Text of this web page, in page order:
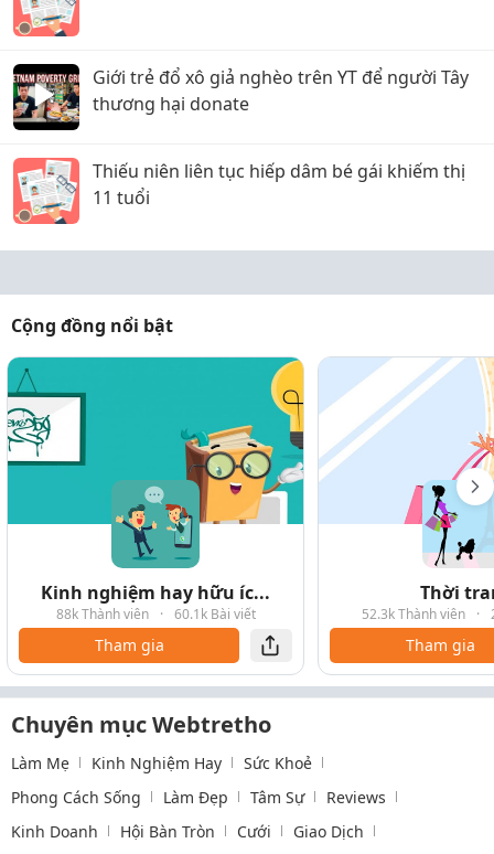
Giới trẻ đổ xô giả nghèo trên YT để người Tây
thương hại donate
Thiếu niên liên tục hiếp dâm bé gái khiếm thị
11 tuổi
Cộng đồng nổi bật
Kinh nghiệm hay hữu íc...
88k Thành viên · 60.1k Bài viết
Tham gia
Thời
52.3k Thành viên ·
Tham gia
Chuyên mục Webtretho
Làm Mẹ Kinh Nghiệm Hay
Sức Khoẻ
Phong Cách Sống
Làm Đẹp Tâm Sự
Reviews
Kinh Doanh
Hội Bàn Tròn Cưới Giao Dịch